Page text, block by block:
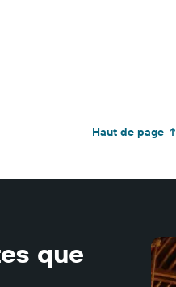
Haut de page ↑
que